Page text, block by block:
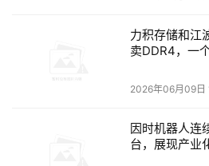
接入增长，布线、供电、散热
● PON方案虽能减少部分有
PON协议与以太协议并存。对
理、故障定界和带宽共享模型
力积存储和江
卖DDR4，一
2026年06月09日
因时机器人连
台，展现产业